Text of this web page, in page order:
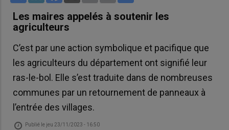
Les maires appelés à soutenir les
agriculteurs
C’est par une action symbolique et pacifique que
les agriculteurs du département ont signifié leur
ras-le-bol. Elle s’est traduite dans de nombreuses
communes par un retournement de panneaux à
l’entrée des villages.
Publié le jeu 23/11/2023 - 16:50